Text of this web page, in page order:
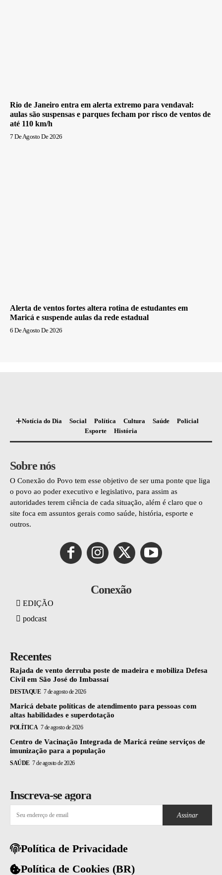
Rio de Janeiro entra em alerta extremo para vendaval:
aulas são suspensas e parques fecham por risco de ventos de
até 110 km/h
7 De Agosto De 2026
Alerta de ventos fortes altera rotina de estudantes em
Maricá e suspende aulas da rede estadual
6 De Agosto De 2026
Notícia do Dia Social Política Cultura Saúde
Policial
Esporte
História
Sobre nós
O Conexão do Povo tem esse objetivo de ser uma ponte que liga
o povo ao poder executivo e legislativo, para assim as
autoridades terem ciência de cada situação, além é claro que o
site foca em assuntos gerais como saúde, história, esporte e
outros.
Conexão
EDIÇÃO
podcast
Recentes
Rajada de vento derruba poste de madeira e mobiliza Defesa
Civil em São José do Imbassaí
DESTAQUE 7 de agosto de 2026
Maricá debate políticas de atendimento para pessoas com
altas habilidades e superdotação
POLÍTICA 7 de agosto de 2026
Centro de Vacinação Integrada de Maricá reúne serviços de
imunização para a população
SAÚDE 7 de agosto de 2026
Inscreva-se agora
Assinar
Política de Privacidade
Política de Cookies (BR)